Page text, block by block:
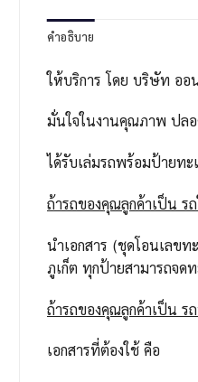
คำอธิบาย
ให้บริการ โดย บริษัท ออ
มั่นใจในงานคุณภาพ ปลอ
ได้รับเล่มรถพร้อมป้ายท
ถ้ารถของคุณลูกค้าเป็น ร
นำเอกสาร (ชุดโอนเลข
ภูเก็ต ทุกป้ายสามารถจด
ถ้ารถของคุณลูกค้าเป็น ร
เอกสารที่ต้องใช้ คือ